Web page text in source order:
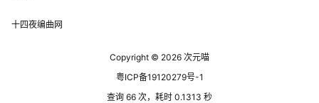
十四夜编曲网
Copyright © 2026 次元喵
粤ICP备19120279号-1
查询 66 次，耗时 0.1313 秒